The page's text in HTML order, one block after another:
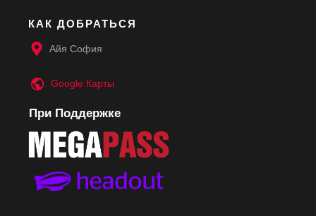
КАК ДОБРАТЬСЯ
Айя София
Google Карты
При Поддержке